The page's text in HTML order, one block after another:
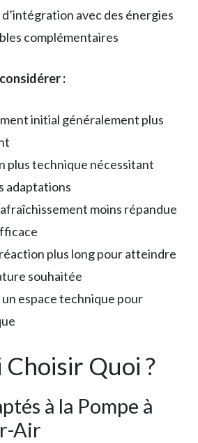
avec des énergies
complémentaires
:
initial généralement plus
plus technique nécessitant
adaptations
moins répandue
plus long pour atteindre
souhaitée
espace technique pour
Quoi ?
à la Pompe à
Air